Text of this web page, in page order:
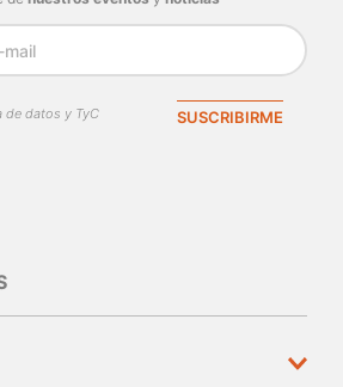
datos y TyC SUSCRIBIRME